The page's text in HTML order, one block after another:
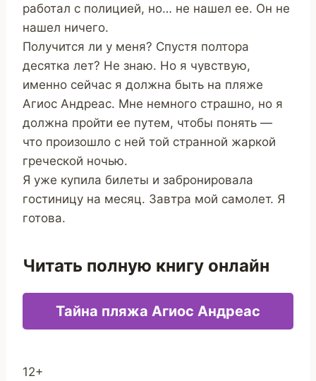
работал с полицией, но… не нашел ее. Он не
нашел ничего.
Получится ли у меня? Спустя полтора
десятка лет? Не знаю. Но я чувствую,
именно сейчас я должна быть на пляже
Агиос Андреас. Мне немного страшно, но я
должна пройти ее путем, чтобы понять —
что произошло с ней той странной жаркой
греческой ночью.
Я уже купила билеты и забронировала
гостиницу на месяц. Завтра мой самолет. Я
готова.
Читать полную книгу онлайн
Тайна пляжа Агиос Андреас
12+